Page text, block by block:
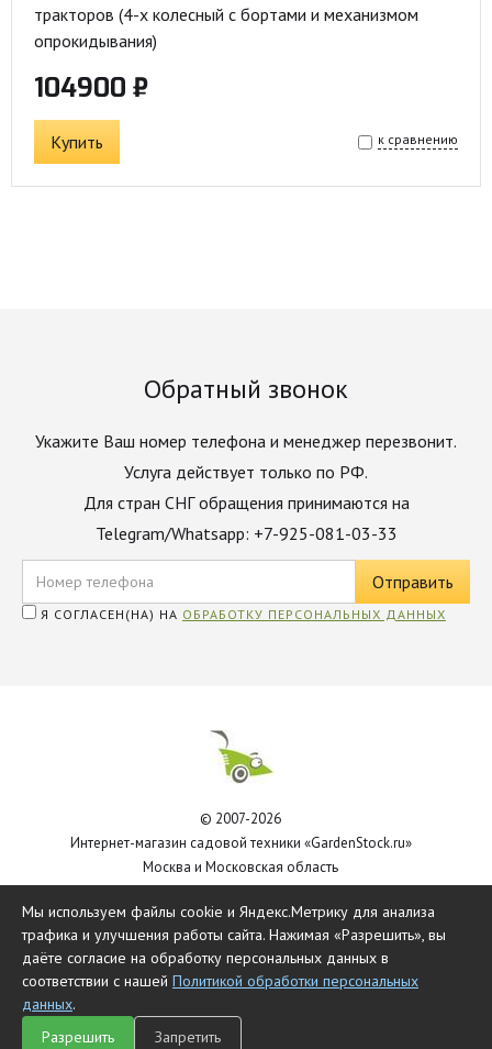
тракторов (4-х колесный с бортами и механизмом
опрокидывания)
104900 ₽
Купить к сравнению
Обратный звонок
Укажите Ваш номер телефона и менеджер перезвонит.
Услуга действует только по РФ.
Для стран СНГ обращения принимаются на
Telegram/Whatsapp: +7-925-081-03-33
Я СОГЛАСЕН(НА) НА ОБРАБОТКУ ПЕРСОНАЛЬНЫХ ДАННЫХ
© 2007-2026
Интернет-магазин садовой техники «GardenStock.ru»
Москва и Московская область
Мы используем файлы cookie и Яндекс.Метрику для анализа
трафика и улучшения работы сайта. Нажимая «Разрешить», вы
даёте согласие на обработку персональных данных в
соответствии с нашей Политикой обработки персональных
данных.
Разрешить
Запретить